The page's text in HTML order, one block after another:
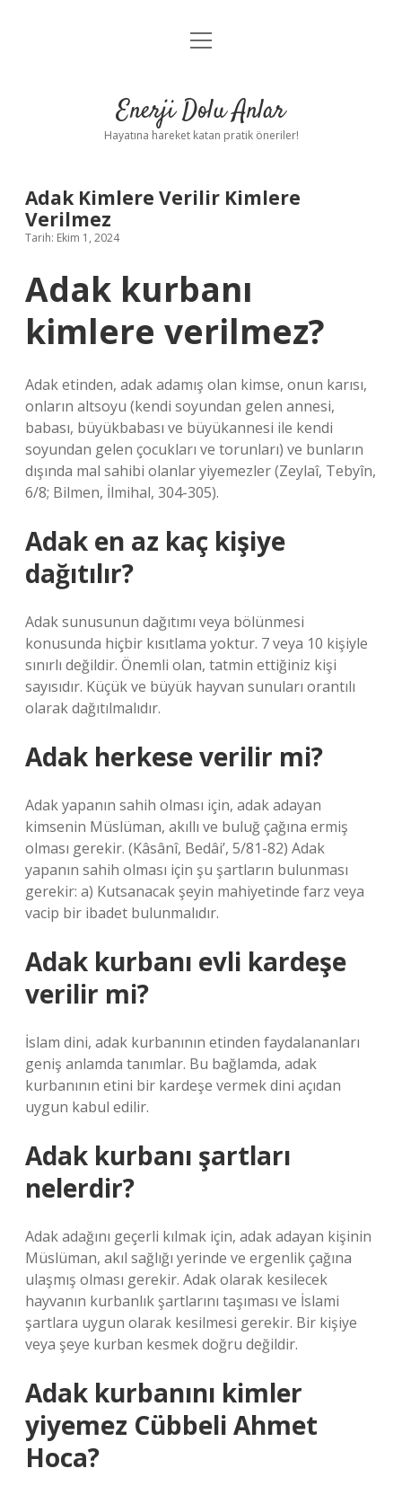
Anasayfa
Yasal Uyarı
menüyü
Enerji Dolu Anlar
Hayatına hareket katan pratik öneriler!
Adak Kimlere Verilir Kimlere
Verilmez
Tarih: Ekim 1, 2024
Adak kurbanı
kimlere verilmez?
Adak etinden, adak adamış olan kimse, onun karısı,
onların altsoyu (kendi soyundan gelen annesi,
babası, büyükbabası ve büyükannesi ile kendi
soyundan gelen çocukları ve torunları) ve bunların
dışında mal sahibi olanlar yiyemezler (Zeylaî, Tebyîn,
6/8; Bilmen, İlmihal, 304-305).
Adak en az kaç kişiye
dağıtılır?
Adak sunusunun dağıtımı veya bölünmesi
konusunda hiçbir kısıtlama yoktur. 7 veya 10 kişiyle
sınırlı değildir. Önemli olan, tatmin ettiğiniz kişi
sayısıdır. Küçük ve büyük hayvan sunuları orantılı
olarak dağıtılmalıdır.
Adak herkese verilir mi?
Adak yapanın sahih olması için, adak adayan
kimsenin Müslüman, akıllı ve buluğ çağına ermiş
olması gerekir. (Kâsânî, Bedâi’, 5/81-82) Adak
yapanın sahih olması için şu şartların bulunması
gerekir: a) Kutsanacak şeyin mahiyetinde farz veya
vacip bir ibadet bulunmalıdır.
Adak kurbanı evli kardeşe
verilir mi?
İslam dini, adak kurbanının etinden faydalananları
geniş anlamda tanımlar. Bu bağlamda, adak
kurbanının etini bir kardeşe vermek dini açıdan
uygun kabul edilir.
Adak kurbanı şartları
nelerdir?
Adak adağını geçerli kılmak için, adak adayan kişinin
Müslüman, akıl sağlığı yerinde ve ergenlik çağına
ulaşmış olması gerekir. Adak olarak kesilecek
hayvanın kurbanlık şartlarını taşıması ve İslami
şartlara uygun olarak kesilmesi gerekir. Bir kişiye
veya şeye kurban kesmek doğru değildir.
Adak kurbanını kimler
yiyemez Cübbeli Ahmet
Hoca?